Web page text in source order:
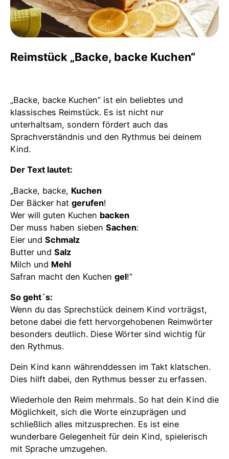
Reimstück „Backe, backe Kuchen“
„Backe, backe Kuchen” ist ein beliebtes und
klassisches Reimstück. Es ist nicht nur
unterhaltsam, sondern fördert auch das
Sprachverständnis und den Rythmus bei deinem
Kind.
Der Text lautet:
„Backe, backe, Kuchen
Der Bäcker hat gerufen!
Wer will guten Kuchen backen
Der muss haben sieben Sachen:
Eier und Schmalz
Butter und Salz
Milch und Mehl
Safran macht den Kuchen gel!“
So geht´s:
Wenn du das Sprechstück deinem Kind vorträgst,
betone dabei die fett hervorgehobenen Reimwörter
besonders deutlich. Diese Wörter sind wichtig für
den Rythmus.
Dein Kind kann währenddessen im Takt klatschen.
Dies hilft dabei, den Rythmus besser zu erfassen.
Wiederhole den Reim mehrmals. So hat dein Kind die
Möglichkeit, sich die Worte einzuprägen und
schließlich alles mitzusprechen. Es ist eine
wunderbare Gelegenheit für dein Kind, spielerisch
mit Sprache umzugehen.